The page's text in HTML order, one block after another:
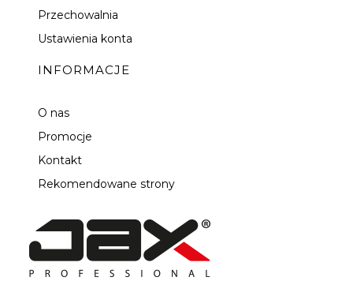
Przechowalnia
Ustawienia konta
INFORMACJE
O nas
Promocje
Kontakt
Rekomendowane strony